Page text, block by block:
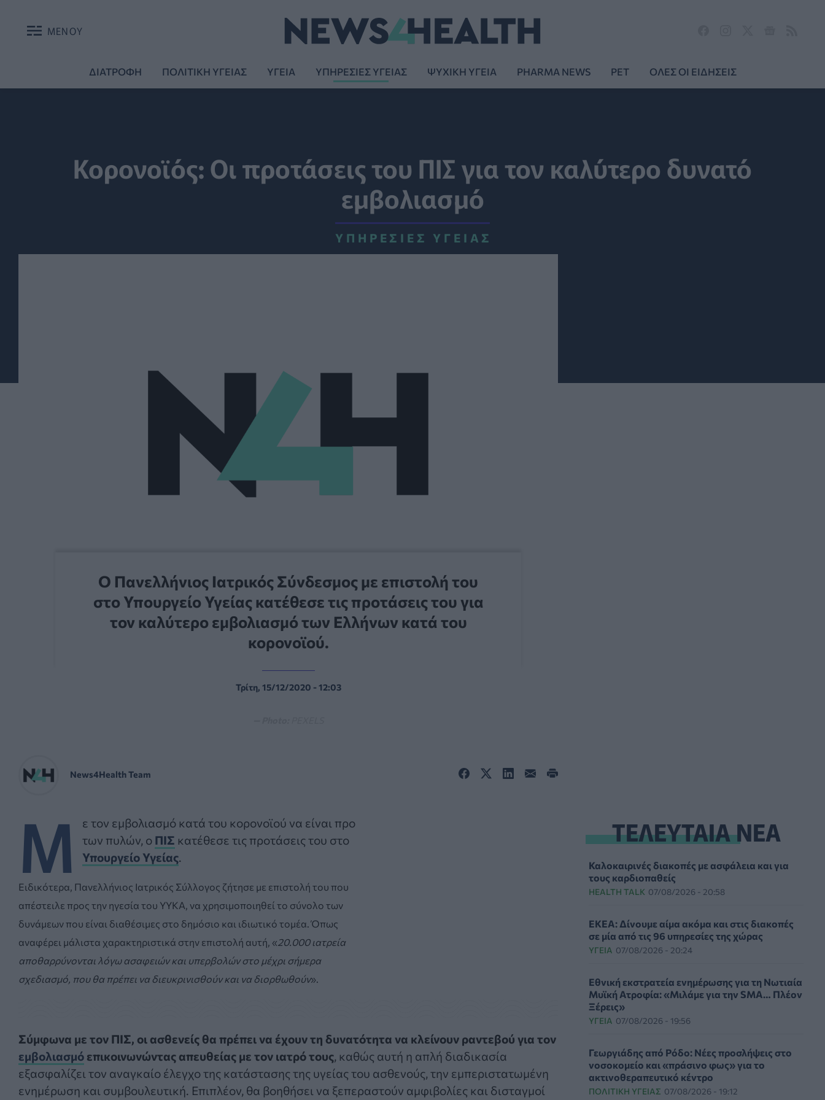
ΜΕΝΟΥ
ΔΙΑΤΡΟΦΗ ΠΟΛΙΤΙΚΗ ΥΓΕΙΑΣ ΥΓΕΙΑ ΥΠΗΡΕΣΙΕΣ ΥΓΕΙΑΣ ΨΥΧΙΚΗ ΥΓΕΙΑ PHARMA NEWS PET ΟΛΕΣ ΟΙ ΕΙΔΗΣΕΙΣ
Κορονοϊός: Οι προτάσεις του ΠΙΣ για τον καλύτερο δυνατό
εμβολιασμό
ΥΠΗΡΕΣΊΕΣ ΥΓΕΊΑΣ
Ο Πανελλήνιος Ιατρικός Σύνδεσμος με επιστολή του
στο Υπουργείο Υγείας κατέθεσε τις προτάσεις του για
τον καλύτερο εμβολιασμό των Ελλήνων κατά του
κορονοϊού.
Τρίτη, 15/12/2020 - 12:03
News4Health Team
Μ
ε τον εμβολιασμό κατά του κορονοϊού να είναι προ
των πυλών, ο ΠΙΣ κατέθεσε τις προτάσεις του στο
Υπουργείο Υγείας.
Ειδικότερα, Πανελλήνιος Ιατρικός Σύλλογος ζήτησε με επιστολή του που
απέστειλε προς την ηγεσία του ΥΥΚΑ, να χρησιμοποιηθεί το σύνολο των
δυνάμεων που είναι διαθέσιμες στο δημόσιο και ιδιωτικό τομέα. Όπως
αναφέρει μάλιστα χαρακτηριστικά στην επιστολή αυτή, «20.000 ιατρεία
αποθαρρύνονται λόγω ασαφειών και υπερβολών στο μέχρι σήμερα
σχεδιασμό, που θα πρέπει να διευκρινισθούν και να διορθωθούν».
Σύμφωνα με τον ΠΙΣ, οι ασθενείς θα πρέπει να έχουν τη δυνατότητα να κλείνουν ραντεβού για τον
εμβολιασμό επικοινωνώντας απευθείας με τον ιατρό τους , καθώς αυτή η απλή διαδικασία
εξασφαλίζει τον αναγκαίο έλεγχο της κατάστασης της υγείας του ασθενούς, την εμπεριστατωμένη
ενημέρωση και συμβουλευτική. Επιπλέον, θα βοηθήσει να ξεπεραστούν αμφιβολίες και δισταγμοί
ΤΕΛΕΥΤΑΙΑ ΝΕΑ
Καλοκαιρινές διακοπές με ασφάλεια και για
τους καρδιοπαθείς
HEALTH TALK 07/08/2026 - 20:58
ΕΚΕΑ: Δίνουμε αίμα ακόμα και στις διακοπές
σε μία από τις 96 υπηρεσίες της χώρας
ΥΓΕΊΑ 07/08/2026 - 20:24
Εθνική εκστρατεία ενημέρωσης για τη Νωτιαία
Μυϊκή Ατροφία: «Μιλάμε για την SMA… Πλέον
Ξέρεις»
ΥΓΕΊΑ 07/08/2026 - 19:56
Γεωργιάδης από Ρόδο: Νέες προσλήψεις στο
νοσοκομείο και «πράσινο φως» για το
ακτινοθεραπευτικό κέντρο
ΠΟΛΙΤΙΚΉ ΥΓΕΊΑΣ 07/08/2026 - 19:12